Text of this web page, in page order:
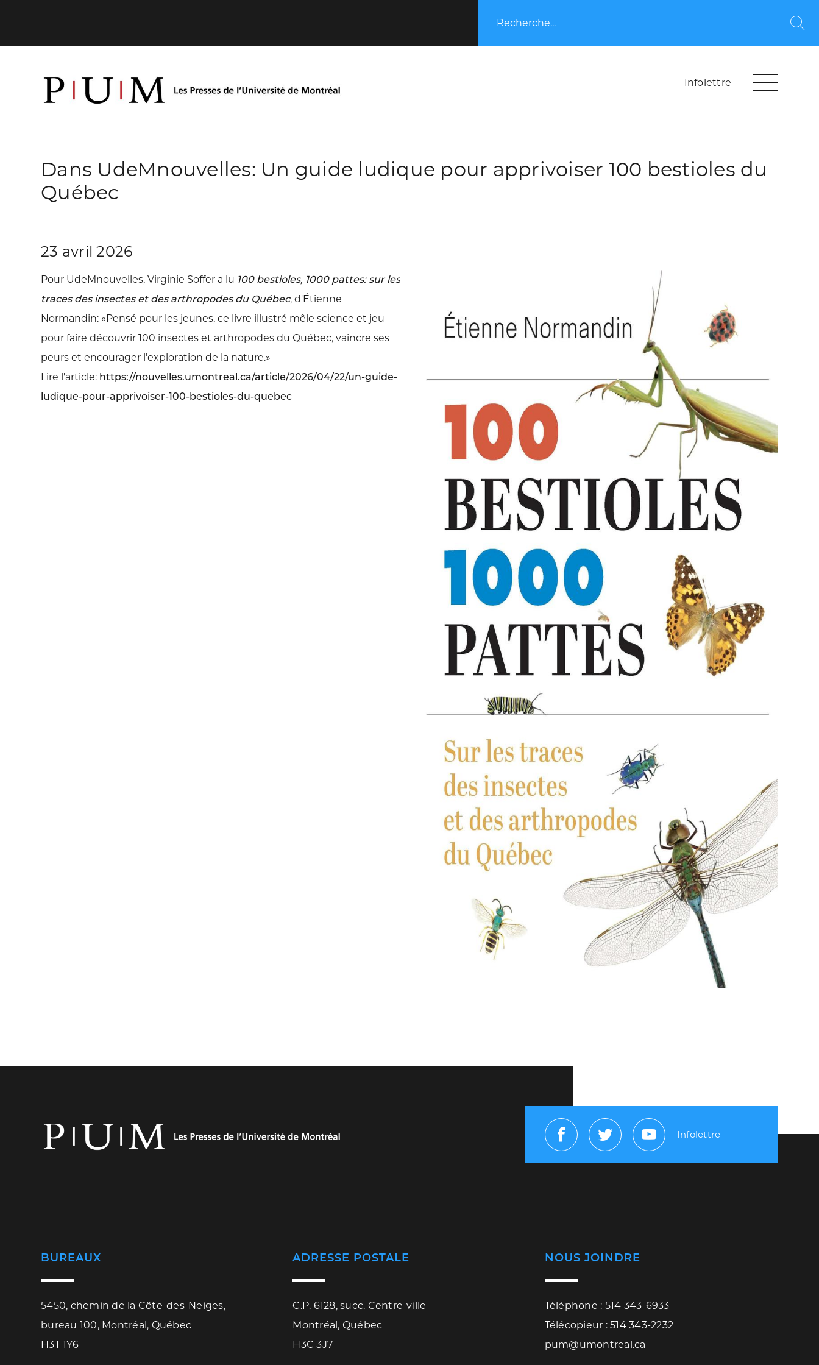
Recherche...
Infolettre
Dans UdeMnouvelles: Un guide ludique pour apprivoiser 100 bestioles du
Québec
23 avril 2026
Pour UdeMnouvelles, Virginie Soffer a lu 100 bestioles, 1000 pattes: sur les
traces des insectes et des arthropodes du Québec, d'Étienne
Normandin: «Pensé pour les jeunes, ce livre illustré mêle science et jeu
pour faire découvrir 100 insectes et arthropodes du Québec, vaincre ses
peurs et encourager l’exploration de la nature.»
Lire l'article: https://nouvelles.umontreal.ca/article/2026/04/22/un-guide-
ludique-pour-apprivoiser-100-bestioles-du-quebec
FacebookTwitterYoutube
Infolettre
BUREAUX
5450, chemin de la Côte-des-Neiges,
bureau 100, Montréal, Québec
H3T 1Y6
ADRESSE POSTALE
C.P. 6128, succ. Centre-ville
Montréal, Québec
H3C 3J7
NOUS JOINDRE
Téléphone : 514 343-6933
Télécopieur : 514 343-2232
pum@umontreal.ca